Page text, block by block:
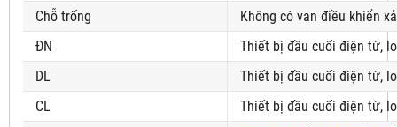
Chỗ trống
Không có van điều khiển
ĐN
Thiết bị đầu cuối điện từ,
DL
Thiết bị đầu cuối điện từ,
CL
Thiết bị đầu cuối điện từ,